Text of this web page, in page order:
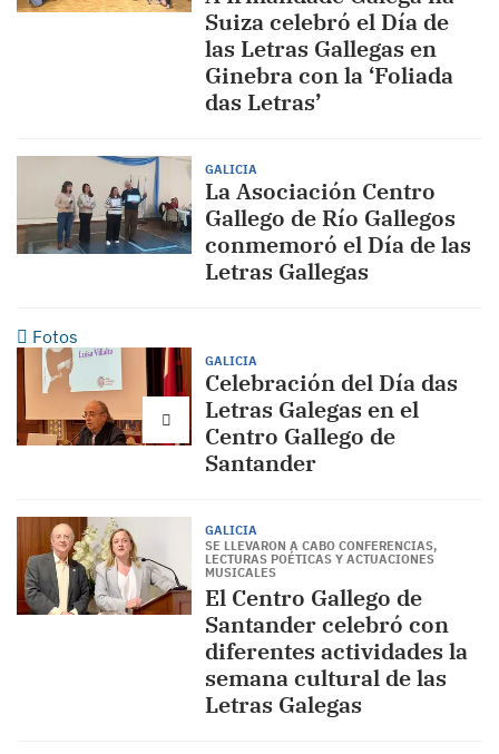
Suiza celebró el Día de
las Letras Gallegas en
Ginebra con la ‘Foliada
das Letras’
GALICIA
La Asociación Centro
Gallego de Río Gallegos
conmemoró el Día de las
Letras Gallegas
Fotos
GALICIA
Celebración del Día das
Letras Galegas en el
Centro Gallego de
Santander
GALICIA
SE LLEVARON A CABO CONFERENCIAS,
LECTURAS POÉTICAS Y ACTUACIONES
MUSICALES
El Centro Gallego de
Santander celebró con
diferentes actividades la
semana cultural de las
Letras Galegas